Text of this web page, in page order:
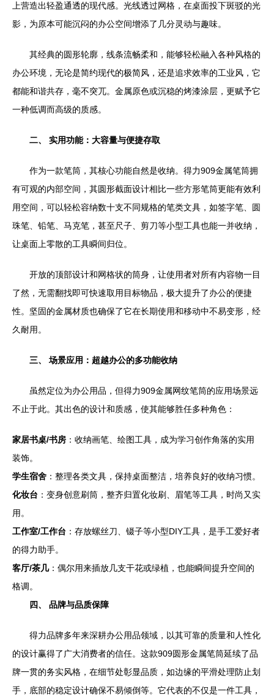
上营造出轻盈通透的现代感。光线透过网格，在桌面投下斑驳的光
影，为原本可能沉闷的办公空间增添了几分灵动与趣味。
其经典的圆形轮廓，线条流畅柔和，能够轻松融入各种风格的
办公环境，无论是简约现代的极简风，还是追求效率的工业风，它
都能和谐共存，毫不突兀。金属原色或沉稳的烤漆涂层，更赋予它
一种低调而高级的质感。
二、 实用功能：大容量与便捷存取
作为一款笔筒，其核心功能自然是收纳。得力909金属笔筒拥
有可观的内部空间，其圆形截面设计相比一些方形笔筒更能有效利
用空间，可以轻松容纳数十支不同规格的笔类文具，如签字笔、圆
珠笔、铅笔、马克笔，甚至尺子、剪刀等小型工具也能一并收纳，
让桌面上零散的工具瞬间归位。
开放的顶部设计和网格状的筒身，让使用者对所有内容物一目
了然，无需翻找即可快速取用目标物品，极大提升了办公的便捷
性。坚固的金属材质也确保了它在长期使用和移动中不易变形，经
久耐用。
三、 场景应用：超越办公的多功能收纳
虽然定位为办公用品，但得力909金属网纹笔筒的应用场景远
不止于此。其出色的设计和质感，使其能够胜任多种角色：
家居书桌/书房 ：收纳画笔、绘图工具，成为学习创作角落的实用
装饰。
学生宿舍 ：整理各类文具，保持桌面整洁，培养良好的收纳习惯。
化妆台 ：变身创意刷筒，整齐归置化妆刷、眉笔等工具，时尚又实
用。
工作室/工作台 ：存放螺丝刀、镊子等小型DIY工具，是手工爱好者
的得力助手。
客厅/茶几：偶尔用来插放几支干花或绿植，也能瞬间提升空间的
格调。
四、 品牌与品质保障
得力品牌多年来深耕办公用品领域，以其可靠的质量和人性化
的设计赢得了广大消费者的信任。这款909圆形金属笔筒延续了品
牌一贯的务实风格，在细节处彰显品质，如边缘的平滑处理防止划
手，底部的稳定设计确保不易倾倒等。它代表的不仅是一件工具，